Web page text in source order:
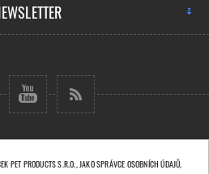
práva vyhrazena.
PET PRODUCTS S.R.O., JAKO SPRÁVCE OSOBNÍCH ÚDAJŮ,